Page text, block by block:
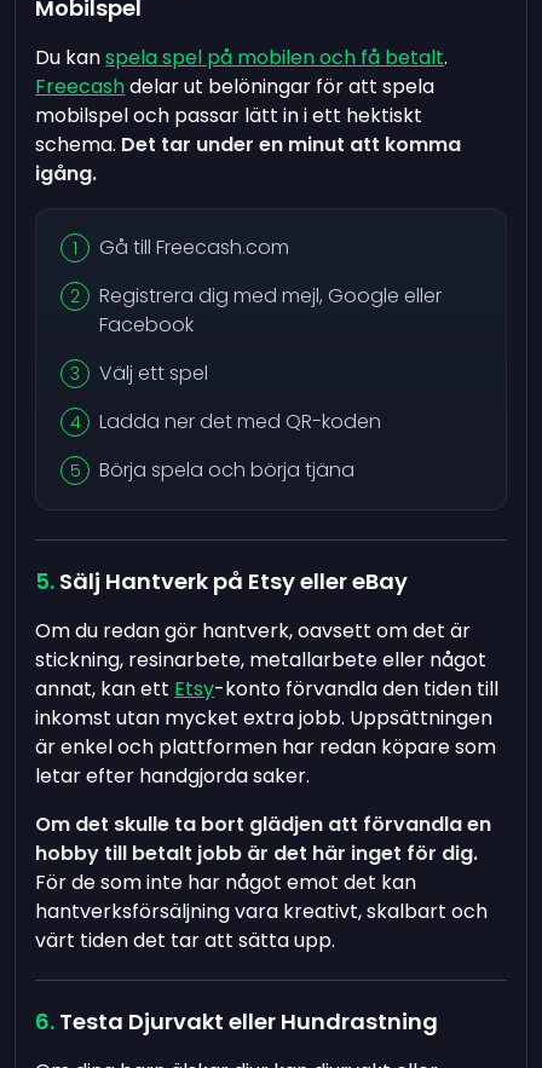
Mobilspel
Du kanspela spel på mobilen och få betalt.
Freecashdelar ut belöningar för att spela
mobilspel och passar lätt in i ett hektiskt
schema. Det tar under en minut att komma
igång.
Gå till Freecash.com
Registrera dig med mejl, Google eller
Facebook
Välj ett spel
Ladda ner det med QR-koden
Börja spela och börja tjäna
Sälj Hantverk på Etsy eller eBay
Om du redan gör hantverk, oavsett om det är
stickning, resinarbete, metallarbete eller något
annat, kan ett Etsy-konto förvandla den tiden till
inkomst utan mycket extra jobb. Uppsättningen
är enkel och plattformen har redan köpare som
letar efter handgjorda saker.
Om det skulle ta bort glädjen att förvandla en
hobby till betalt jobb är det här inget för dig.
För de som inte har något emot det kan
hantverksförsäljning vara kreativt, skalbart och
värt tiden det tar att sätta upp.
Testa Djurvakt eller Hundrastning